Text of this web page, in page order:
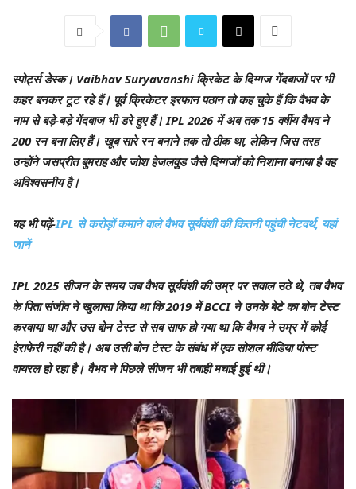
स्पोर्ट्स डेस्क। Vaibhav Suryavanshi क्रिकेट के दिग्गज गेंदबाजों पर भी
कहर बनकर टूट रहे हैं। पूर्व क्रिकेटर इरफान पठान तो कह चुके हैं कि वैभव के
नाम से बड़े-बड़े गेंदबाज भी डरे हुए हैं। IPL 2026 में अब तक 15 वर्षीय वैभव ने
200 रन बना लिए हैं। खूब सारे रन बनाने तक तो ठीक था, लेकिन जिस तरह
उन्होंने जसप्रीत बुमराह और जोश हेजलवुड जैसे दिग्गजों को निशाना बनाया है वह
अविश्वसनीय है।
यह भी पढ़ें-IPL से करोड़ों कमाने वाले वैभव सूर्यवंशी की कितनी पहुंची नेटवर्थ, यहां
जानें
IPL 2025 सीजन के समय जब वैभव सूर्यवंशी की उम्र पर सवाल उठे थे, तब वैभव
के पिता संजीव ने खुलासा किया था कि 2019 में BCCI ने उनके बेटे का बोन टेस्ट
करवाया था और उस बोन टेस्ट से सब साफ हो गया था कि वैभव ने उम्र में कोई
हेराफेरी नहीं की है। अब उसी बोन टेस्ट के संबंध में एक सोशल मीडिया पोस्ट
वायरल हो रहा है। वैभव ने पिछले सीजन भी तबाही मचाई हुई थी।